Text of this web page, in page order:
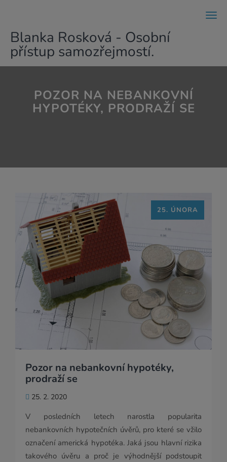
Blanka Rosková - Osobní
přístup samozřejmostí.
POZOR NA NEBANKOVNÍ
HYPOTÉKY, PRODRAŽÍ SE
Pozor na nebankovní hypotéky,
prodraží se
25. 2. 2020
25. ÚNORA
V posledních letech narostla popularita
nebankovních hypotečních úvěrů, pro které se vžilo
označení americká hypotéka. Jaká jsou hlavní rizika
takového úvěru a proč je výhodnější podstoupit